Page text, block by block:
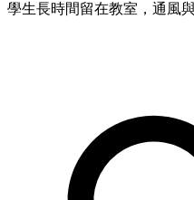
學生長時間留在教室，通風